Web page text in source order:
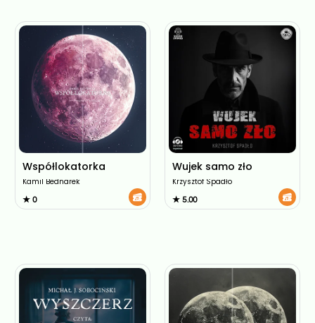
Współlokatorka
Kamil Bednarek
★ 0
Wujek samo zło
Krzysztof Spadło
★ 5.00